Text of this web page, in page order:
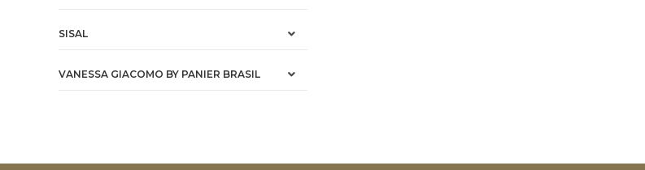
SISAL
VANESSA GIACOMO BY PANIER BRASIL